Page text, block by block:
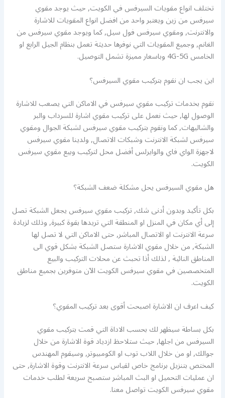
تختلف انواع مقويات السيرفس في الكويت, حيث يوجد مقوي
سيرفس من زين ويعتبر واحد من افضل انواع المقويات للاشارة
والانترنت, ومقوي سيرفس فول سيل, كما ويوجد مقوي سيرفس من
الغانم, وجميع المقويات التي نوفرها حديثة تعمل بنظام الجيل الرابع او
الخامس 4G-5G وباسعار مميزة تشمل التوصيل.
اين يجب ان نقوم بتركيب مقوي السيرفس؟
نقوم بخدمات تركيب مقوي سيرفس في الاماكن التي يصعب للاشارة
الوصول لها, حيث نعمل على تركيب مقوي اشارة للسرداب والبر
والشاليهات, كما ونقوم بتركيب مقوي سيرفس لشبكة الجوال ومقوي
سيرفس لشبكة الانترنت وشبكات الاتصال, ولدينا مقوي سيرفس
لاجهزة الواي فاي والوايرلس أفضل محل لتركيب وبيع مقوي سيرفس
الكويت.
هل مقوي السيرفس يحل مشكلة ضعف الشبكة؟
بكل تأكيد وبدون أدنى شك, تركيب مقوي سيرفس يجعل الشبكة تصل
إلى أي مكان في المنزل او المنطقة التي تريدها بقوة كبيرة, وذلك لزيادة
سرعة الانترنت او الاتصال المباشر, حتى الاماكن التي لا تصل لها
الشبكة, من خلال مقوي الاشارة ستصل الشبكة بشكل قوي الى
المناطق النائية , لذلك أذا تحبث عن محلات التركيب والبيع
المتخصصين في مقوي سيرفس الكويت الآن متوفرين بجميع مناطق
الكويت.
كيف اعرف ان الاشارة اصبحت أقوى بعد تركيب المقوي؟
بكل بساطة سيظهر لك بحسب الاداة التي قمت بتركيب مقوي
السيرفس من اجلها, حيث ستلاحظ ازدياد قوة الاشارة من خلال
جوالك, او من خلال اللاب توب او الكومبيوتر, وسيقوم المهندس
المختص بتنزيل برنامج خاص لقياس سرعة الانترنت وقوة الاشارة, حتى
ان عمليات التحميل او البث المباشر ستصبح سريعة لطلب خدمات
مقوي سيرفس الكويت تواصل معنا.